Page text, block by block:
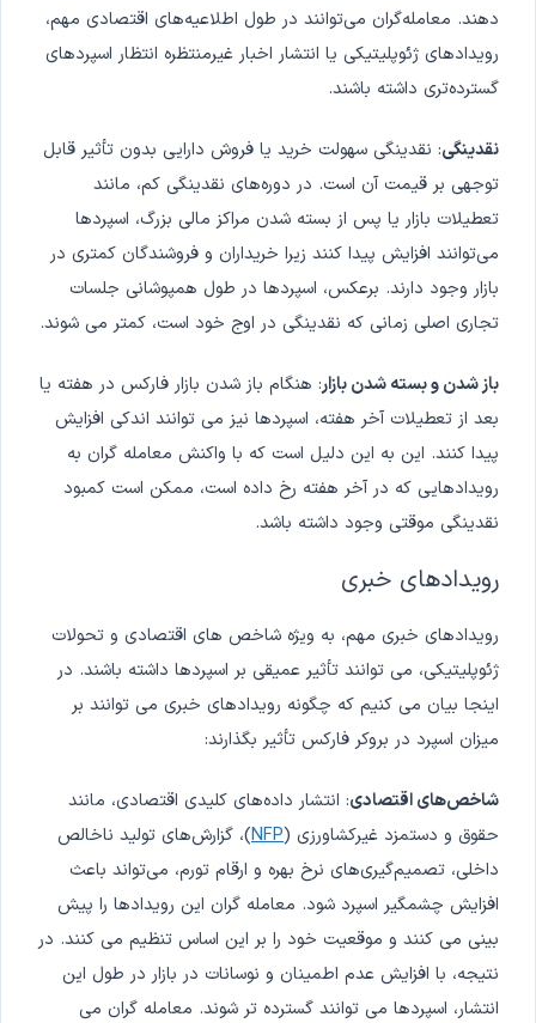
دهند. معامله‌گران می‌توانند در طول اطلاعیه‌های اقتصادی مهم،
رویدادهای ژئوپلیتیکی یا انتشار اخبار غیرمنتظره انتظار اسپردهای
گسترده‌تری داشته باشند.
نقدینگی: نقدینگی سهولت خرید یا فروش دارایی بدون تأثیر قابل
توجهی بر قیمت آن است. در دوره‌های نقدینگی کم، مانند
تعطیلات بازار یا پس از بسته شدن مراکز مالی بزرگ، اسپردها
می‌توانند افزایش پیدا کنند زیرا خریداران و فروشندگان کمتری در
بازار وجود دارند. برعکس، اسپردها در طول همپوشانی جلسات
تجاری اصلی زمانی که نقدینگی در اوج خود است، کمتر می شوند.
باز شدن و بسته شدن بازار: هنگام باز شدن بازار فارکس در هفته یا
بعد از تعطیلات آخر هفته، اسپردها نیز می توانند اندکی افزایش
پیدا کنند. این به این دلیل است که با واکنش معامله گران به
رویدادهایی که در آخر هفته رخ داده است، ممکن است کمبود
نقدینگی موقتی وجود داشته باشد.
رویدادهای خبری
رویدادهای خبری مهم، به ویژه شاخص های اقتصادی و تحولات
ژئوپلیتیکی، می توانند تأثیر عمیقی بر اسپردها داشته باشند. در
اینجا بیان می کنیم که چگونه رویدادهای خبری می توانند بر
میزان اسپرد در بروکر فارکس تأثیر بگذارند:
شاخص‌های اقتصادی: انتشار داده‌های کلیدی اقتصادی، مانند
حقوق و دستمزد غیرکشاورزی (NFP)، گزارش‌های تولید ناخالص
داخلی، تصمیم‌گیری‌های نرخ بهره و ارقام تورم، می‌تواند باعث
افزایش چشمگیر اسپرد شود. معامله گران این رویدادها را پیش
بینی می کنند و موقعیت خود را بر این اساس تنظیم می کنند. در
نتیجه، با افزایش عدم اطمینان و نوسانات در بازار در طول این
انتشار، اسپردها می توانند گسترده تر شوند. معامله گران می